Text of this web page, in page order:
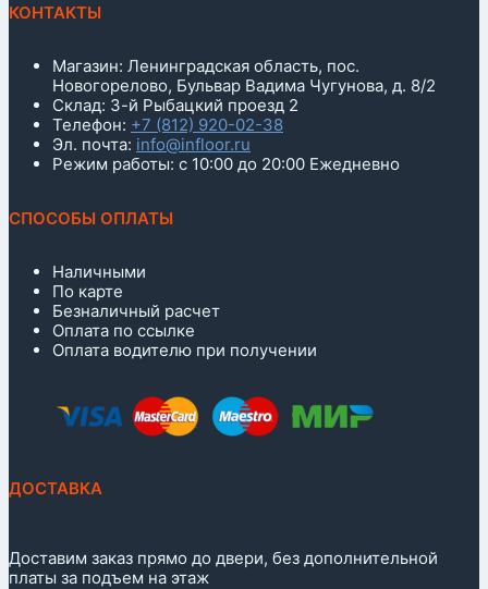
КОНТАКТЫ
Магазин: Ленинградская область, пос.
Новогорелово, Бульвар Вадима Чугунова, д. 8/2
Склад: 3-й Рыбацкий проезд 2
Телефон: +7 (812) 920-02-38
Эл. почта: info@infloor.ru
Режим работы: с 10:00 до 20:00 Ежедневно
СПОСОБЫ ОПЛАТЫ
Наличными
По карте
Безналичный расчет
Оплата по ссылке
Оплата водителю при получении
ДОСТАВКА
Доставим заказ прямо до двери, без дополнительной
платы за подъем на этаж